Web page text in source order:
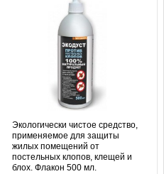
Экологически чистое средство,
применяемое для защиты
жилых помещений от
постельных клопов, клещей и
блох. Флакон 500 мл.